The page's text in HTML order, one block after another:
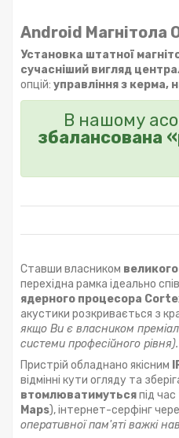
Android Магнітола
Установка штатної
сучасніший вигляд
опцій: управління з керма,
В нашому
збалансована
Ставши власником
перехідна рамка ідеально
ядерного процесора
акустики розкривається з
якщо Ви є власником
системи професійного рівня).
Пристрій обладнано якісним
відмінні кути огляду та
втомлюватимутьсяпід
Maps), інтернет-серфінг
оперативної пам'яті важкі